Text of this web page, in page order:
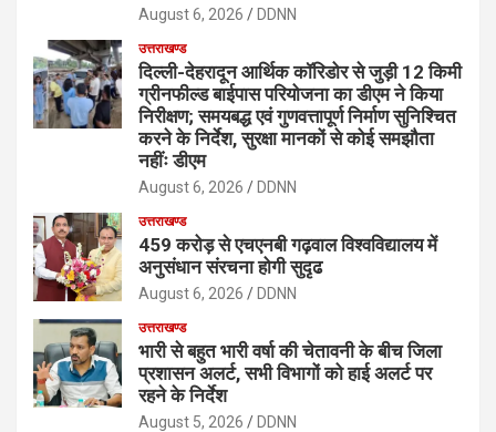
August 6, 2026 DDNN
उत्तराखण्ड
दिल्ली-देहरादून आर्थिक कॉरिडोर से जुड़ी 12 किमी
ग्रीनफील्ड बाईपास परियोजना का डीएम ने किया
निरीक्षण; समयबद्ध एवं गुणवत्तापूर्ण निर्माण सुनिश्चित
करने के निर्देश, सुरक्षा मानकों से कोई समझौता
नहींः डीएम
August 6, 2026 DDNN
उत्तराखण्ड
459 करोड़ से एचएनबी गढ़वाल विश्वविद्यालय में
अनुसंधान संरचना होगी सुदृढ
August 6, 2026 DDNN
उत्तराखण्ड
भारी से बहुत भारी वर्षा की चेतावनी के बीच जिला
प्रशासन अलर्ट, सभी विभागों को हाई अलर्ट पर
रहने के निर्देश
August 5, 2026 DDNN